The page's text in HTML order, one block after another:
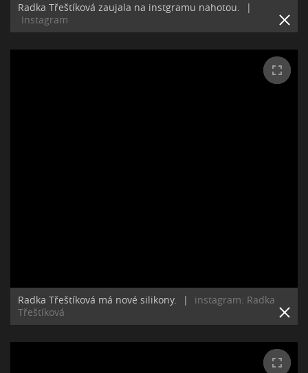
Radka Třeštíková zaujala na instgramu nahotou.
|
Instagram
Radka Třeštíková má nové silikony. |
instagram: Radka
Třeštíková